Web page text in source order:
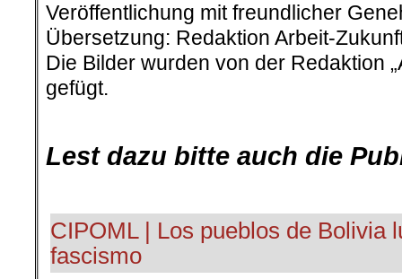
Veröffentlichung mit freundlicher
Übersetzung: Redaktion Arbeit-
Die Bilder wurden von der Redaktion
gefügt.
Lest dazu bitte auch die
CIPOML | Los pueblos de Bolivia
fascismo